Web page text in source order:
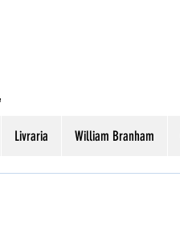
Livraria William Branham